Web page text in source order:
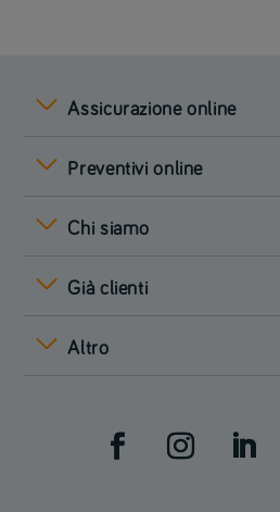
Assicurazione online
Preventivi online
Chi siamo
Già clienti
Altro